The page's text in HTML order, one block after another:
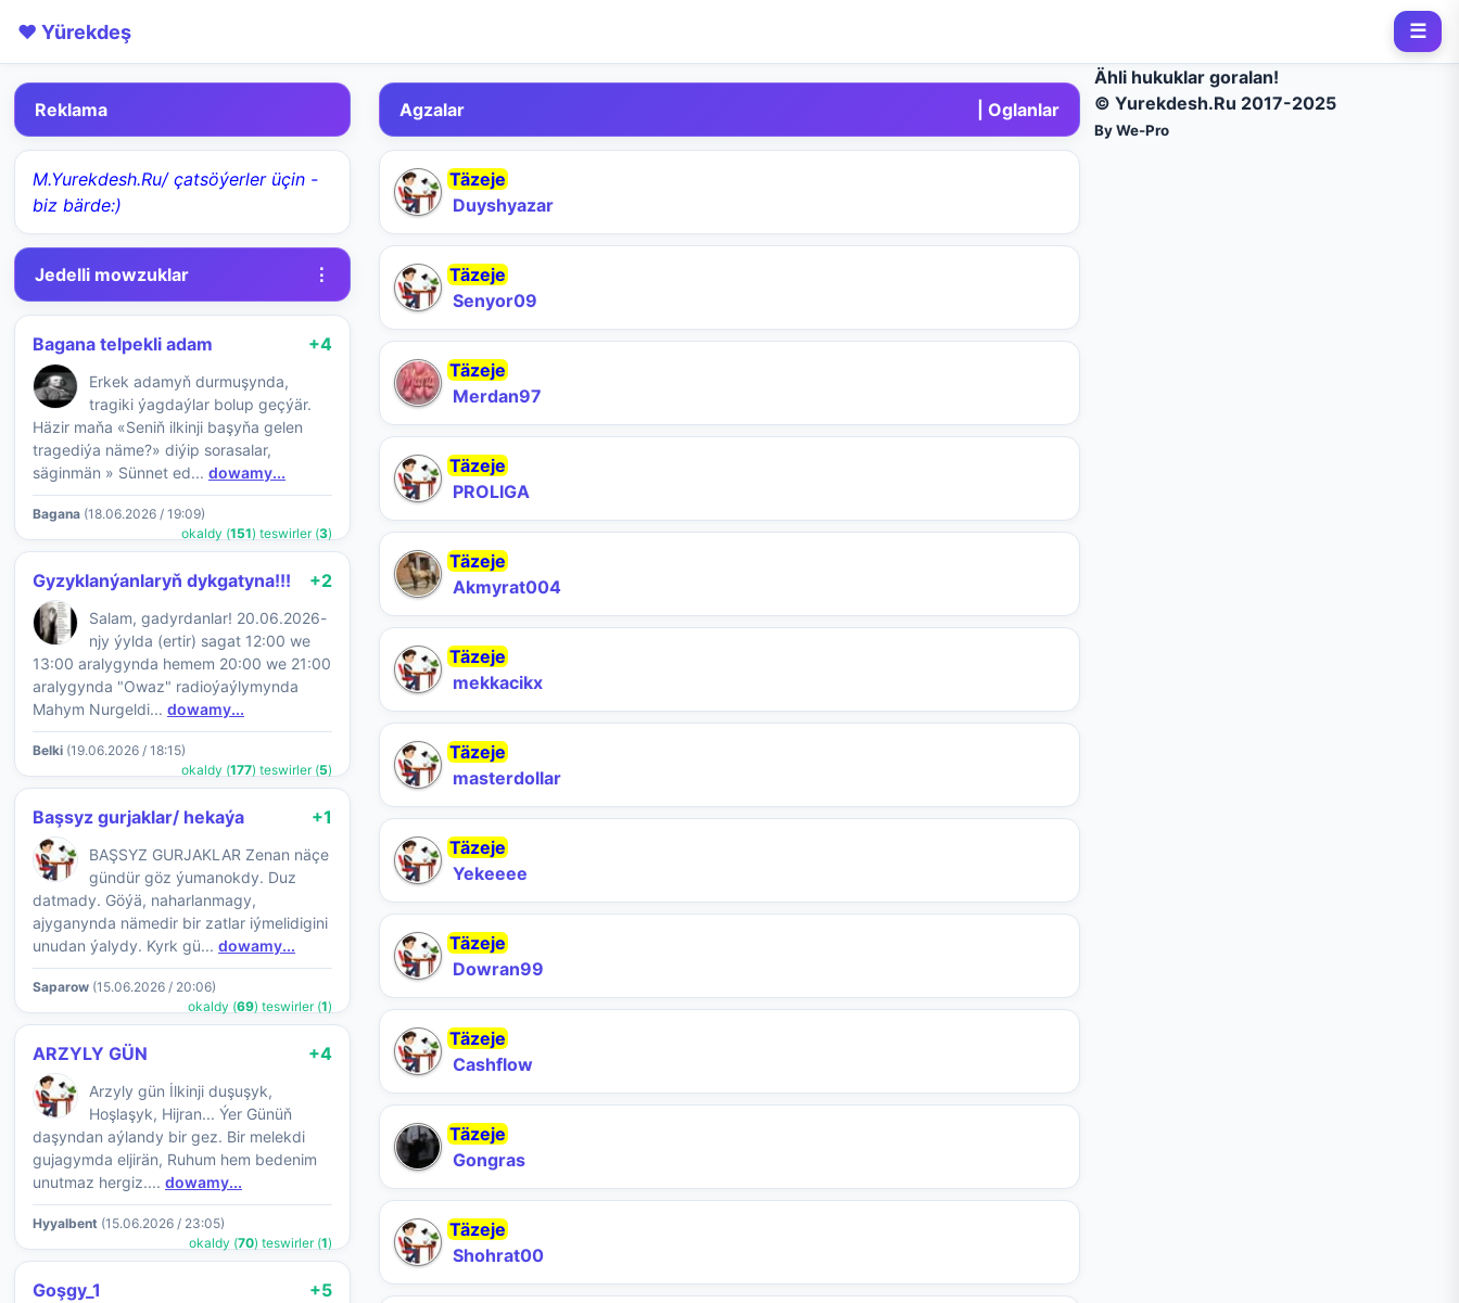
❤️ Yürekdeş ☰
Reklama
M.Yurekdesh.Ru/ çatsöýerler üçin -
biz bärde:)
Jedelli mowzuklar ⋮
Bagana telpekli adam +4
Erkek adamyň durmuşynda,
tragiki ýagdaýlar bolup geçýär.
Häzir maňa «Seniň ilkinji başyňa gelen
tragediýa näme?» diýip sorasalar,
säginmän » Sünnet ed... dowamy...
Bagana (18.06.2026 / 19:09)
okaldy (151) teswirler (3)
Gyzyklanýanlaryň dykgatyna!!! +2
Salam, gadyrdanlar! 20.06.2026-
njy ýylda (ertir) sagat 12:00 we
13:00 aralygynda hemem 20:00 we 21:00
aralygynda "Owaz" radioýaýlymynda
Mahym Nurgeldi... dowamy...
Belki (19.06.2026 / 18:15)
okaldy (177) teswirler (5)
Başsyz gurjaklar/ hekaýa +1
BAŞSYZ GURJAKLAR Zenan näçe
gündür göz ýumanokdy. Duz
datmady. Göýä, naharlanmagy,
ajyganynda nämedir bir zatlar iýmelidigini
unudan ýalydy. Kyrk gü... dowamy...
Saparow (15.06.2026 / 20:06)
okaldy (69) teswirler (1)
ARZYLY GÜN +4
Arzyly gün İlkinji duşuşyk,
Hoşlaşyk, Hijran... Ýer Günüň
daşyndan aýlandy bir gez. Bir melekdi
gujagymda eljirän, Ruhum hem bedenim
unutmaz hergiz.... dowamy...
Hyyalbent (15.06.2026 / 23:05)
okaldy (70) teswirler (1)
Goşgy_1 +5
Agzalar | Oglanlar
Täzeje
Duyshyazar
Täzeje
Senyor09
Täzeje
Merdan97
Täzeje
PROLIGA
Täzeje
Akmyrat004
Täzeje
mekkacikx
Täzeje
masterdollar
Täzeje
Yekeeee
Täzeje
Dowran99
Täzeje
Cashflow
Täzeje
Gongras
Täzeje
Shohrat00
Ähli hukuklar goralan!
© Yurekdesh.Ru 2017-2025
By We-Pro